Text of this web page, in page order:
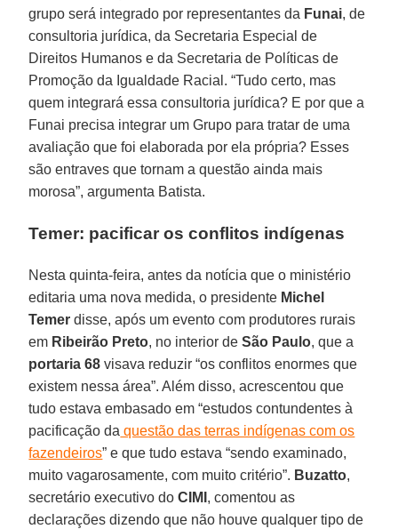
grupo será integrado por representantes da Funai, de
consultoria jurídica, da Secretaria Especial de
Direitos Humanos e da Secretaria de Políticas de
Promoção da Igualdade Racial. “Tudo certo, mas
quem integrará essa consultoria jurídica? E por que a
Funai precisa integrar um Grupo para tratar de uma
avaliação que foi elaborada por ela própria? Esses
são entraves que tornam a questão ainda mais
morosa”, argumenta Batista.
Temer: pacificar os conflitos indígenas
Nesta quinta-feira, antes da notícia que o ministério
editaria uma nova medida, o presidente Michel
Temer disse, após um evento com produtores rurais
em Ribeirão Preto, no interior deSão Paulo, que a
portaria 68 visava reduzir “os conflitos enormes que
existem nessa área”. Além disso, acrescentou que
tudo estava embasado em “estudos contundentes à
pacificação da questão das terras indígenas com os
fazendeiros” e que tudo estava “sendo examinado,
muito vagarosamente, com muito critério”. Buzatto,
secretário executivo doCIMI , comentou as
declarações dizendo que não houve qualquer tipo de